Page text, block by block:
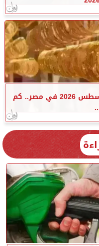
أسعار الذهب اليوم الخميس 6 أغسطس 2026 في مصر.. كم